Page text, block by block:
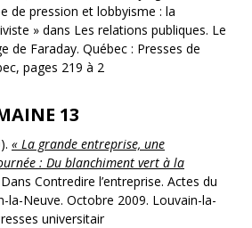
de pression et lobbyisme : la
» dans Les relations publiques. Le
de Faraday. Québec : Presses de
pages 219 à 2
13
« La grande entreprise, une
: Du blanchiment vert à la
Contredire l’entreprise. Actes du
la-Neuve. Octobre 2009. Louvain-la-
universitair